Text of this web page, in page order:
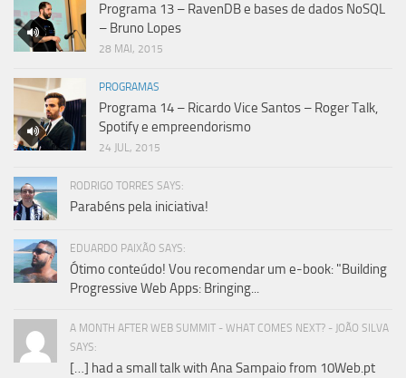
Programa 13 – RavenDB e bases de dados NoSQL
– Bruno Lopes
28 MAI, 2015
PROGRAMAS
Programa 14 – Ricardo Vice Santos – Roger Talk,
Spotify e empreendorismo
24 JUL, 2015
RODRIGO TORRES SAYS:
Parabéns pela iniciativa!
EDUARDO PAIXÃO SAYS:
Ótimo conteúdo! Vou recomendar um e-book: "Building
Progressive Web Apps: Bringing...
A MONTH AFTER WEB SUMMIT - WHAT COMES NEXT? - JOÃO SILVA
SAYS:
[…] had a small talk with Ana Sampaio from 10Web.pt